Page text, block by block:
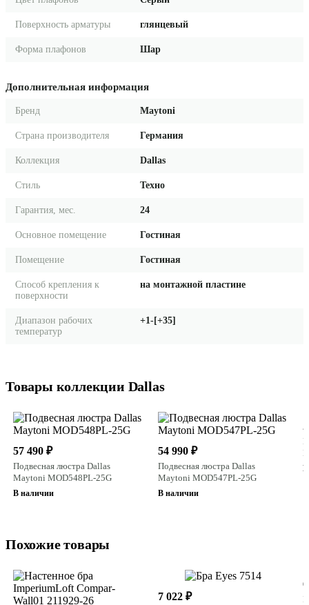
Поверхность арматуры глянцевый
Форма плафонов Шар
Дополнительная информация
Бренд Maytoni
Страна производителя Германия
Коллекция Dallas
Стиль Техно
Гарантия, мес. 24
Основное помещение Гостиная
Помещение Гостиная
Способ крепления к
поверхности
на монтажной пластине
Диапазон рабочих
температур
+1-[+35]
Товары коллекции Dallas
57 490 ₽
Подвесная люстра Dallas
Maytoni MOD548PL-25G
В наличии
54 990 ₽
Подвесная люстра Dallas
Maytoni MOD547PL-25G
В наличии
Похожие товары
7 022 ₽